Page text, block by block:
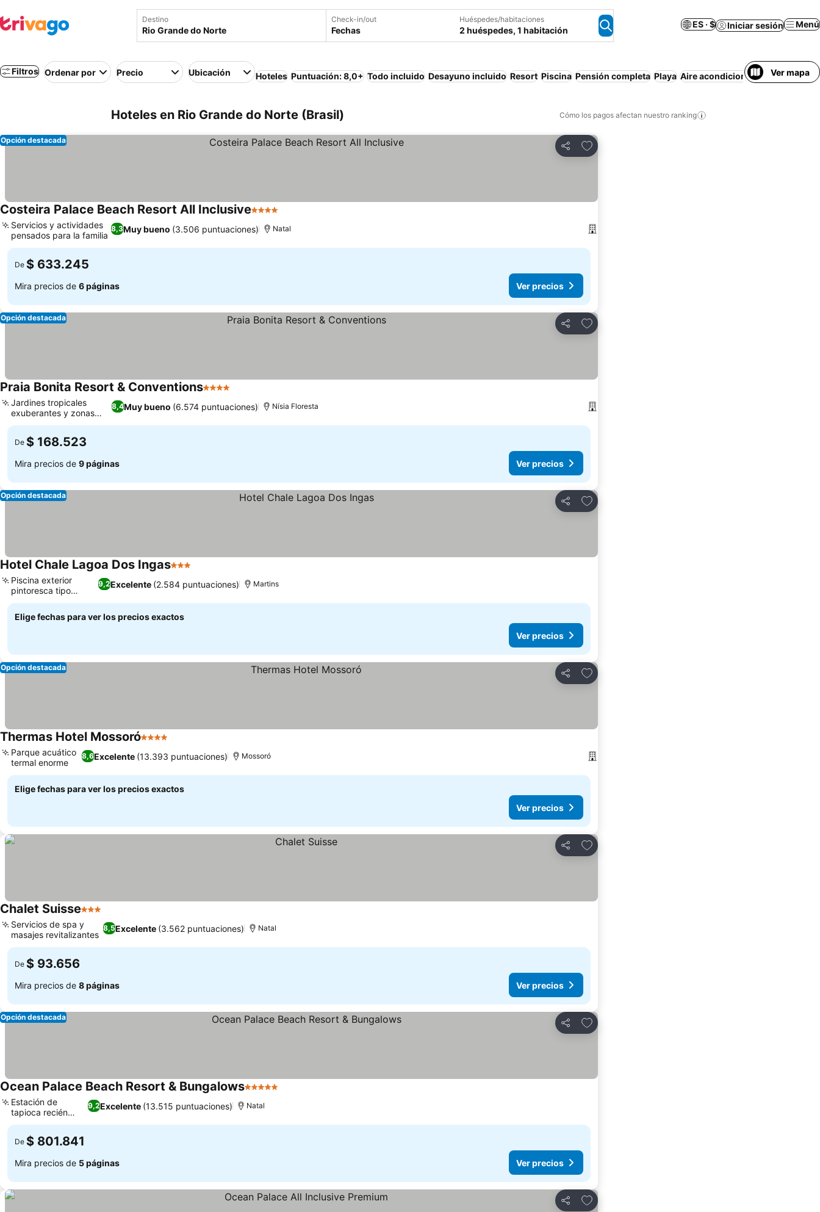
Destino Check-in/out
Fechas
Huéspedes/habitaciones
2 huéspedes, 1 habitación
ES · $ Iniciar sesión Menú
Filtros Ordenar por Precio Ubicación Hoteles Puntuación: 8,0+ Todo incluido Desayuno incluido Resort Piscina Pensión completa Playa Aire acondicionado Media
Ver mapa
Hoteles en Rio Grande do Norte (Brasil) Cómo los pagos afectan nuestro ranking
Compartir
Agregar a favoritos
Opción destacada
Costeira Palace Beach Resort All Inclusive4 Estrellas
8,3Muy bueno (3.506 puntuaciones)
Servicios y actividades
pensados para la familia
Natal
De $ 633.245
Mira precios de 6 páginas Ver precios
Compartir
Agregar a favoritos
Opción destacada
Praia Bonita Resort & Conventions4 Estrellas
8,4Muy bueno (6.574 puntuaciones)
Jardines tropicales
exuberantes y zonas
verdes
Nísia Floresta
De $ 168.523
Mira precios de 9 páginas Ver precios
Compartir
Agregar a favoritos
Opción destacada
Hotel Chale Lagoa Dos Ingas3 Estrellas
9,2Excelente (2.584 puntuaciones)
Piscina exterior
pintoresca tipo
laguna
Martins
Elige fechas para ver los precios exactos
Ver precios
Compartir
Agregar a favoritos
Opción destacada
Thermas Hotel Mossoró4 Estrellas
8,6Excelente (13.393 puntuaciones)
Parque acuático
termal enorme
Mossoró
Elige fechas para ver los precios exactos
Ver precios
Compartir
Agregar a favoritos
Chalet Suisse3 Estrellas
8,5Excelente (3.562 puntuaciones)
Servicios de spa y
masajes revitalizantes
Natal
De $ 93.656
Mira precios de 8 páginas Ver precios
Compartir
Agregar a favoritos
Opción destacada
Ocean Palace Beach Resort & Bungalows5 Estrellas
9,2Excelente (13.515 puntuaciones)
Estación de
tapioca recién
hecha
Natal
De $ 801.841
Mira precios de 5 páginas Ver precios
Compartir
Agregar a favoritos